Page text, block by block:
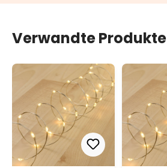
Verwandte Produkte